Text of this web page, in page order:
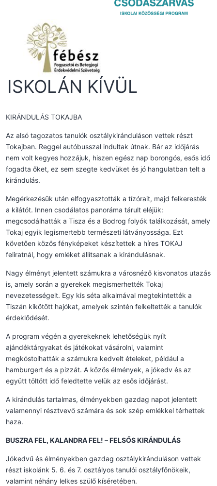
ISKOLÁN KÍVÜL
KIRÁNDULÁS TOKAJBA
Az alsó tagozatos tanulók osztálykiránduláson vettek részt
Tokajban. Reggel autóbusszal indultak útnak. Bár az időjárás
nem volt kegyes hozzájuk, hiszen egész nap borongós, esős idő
fogadta őket, ez sem szegte kedvüket és jó hangulatban telt a
kirándulás.
Megérkezésük után elfogyasztották a tízórait, majd felkeresték
a kilátót. Innen csodálatos panoráma tárult eléjük:
megcsodálhatták a Tisza és a Bodrog folyók találkozását, amely
Tokaj egyik legismertebb természeti látványossága. Ezt
követően közös fényképeket készítettek a híres TOKAJ
feliratnál, hogy emléket állítsanak a kirándulásnak.
Nagy élményt jelentett számukra a városnéző kisvonatos utazás
is, amely során a gyerekek megismerhették Tokaj
nevezetességeit. Egy kis séta alkalmával megtekintették a
Tiszán kikötött hajókat, amelyek szintén felkeltették a tanulók
érdeklődését.
A program végén a gyerekeknek lehetőségük nyílt
ajándéktárgyakat és játékokat vásárolni, valamint
megkóstolhatták a számukra kedvelt ételeket, például a
hamburgert és a pizzát. A közös élmények, a jókedv és az
együtt töltött idő feledtette velük az esős időjárást.
A kirándulás tartalmas, élményekben gazdag napot jelentett
valamennyi résztvevő számára és sok szép emlékkel térhettek
haza.
BUSZRA FEL, KALANDRA FEL! – FELSŐS KIRÁNDULÁS
Jókedvű és élményekben gazdag osztálykiránduláson vettek
részt iskolánk 5. 6. és 7. osztályos tanulói osztályfőnökeik,
valamint néhány lelkes szülő kíséretében.